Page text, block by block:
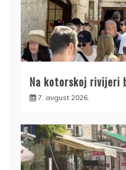
Na kotorskoj rivijeri
7. avgust 2026.